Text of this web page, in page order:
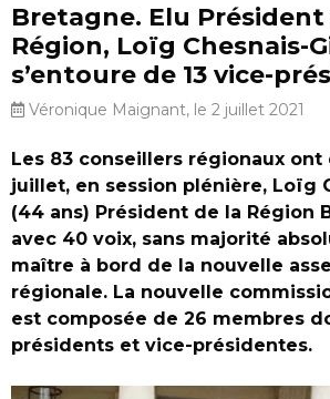
Bretagne. Elu Président
Région, Loïg Chesnais-
s’entoure de 13 vice-
Véronique Maignant, le 2 juillet 2021
Les 83 conseillers régionaux ont
juillet, en session plénière, Loïg
(44 ans) Président de la Région
avec 40 voix, sans majorité
maître à bord de la nouvelle
régionale. La nouvelle
est composée de 26 membres
présidents et vice-présidentes.